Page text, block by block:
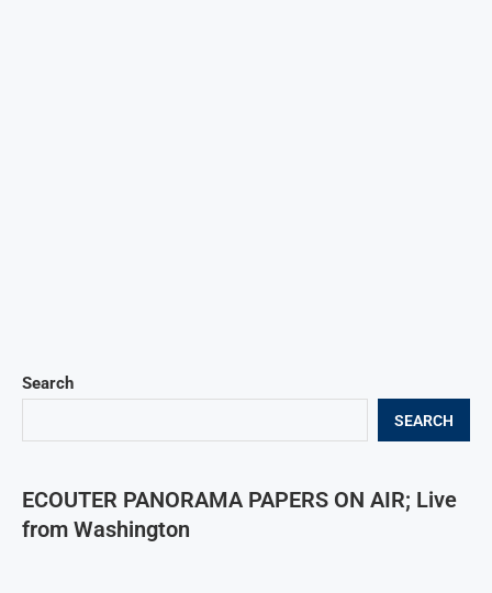
Search
SEARCH
ECOUTER PANORAMA PAPERS ON AIR; Live
from Washington